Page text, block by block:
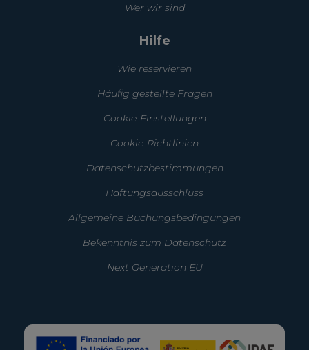
Wer wir sind
Hilfe
Wie reservieren
Häufig gestellte Fragen
Cookie-Einstellungen
Cookie-Richtlinien
Datenschutzbestimmungen
Haftungsausschluss
Allgemeine Buchungsbedingungen
Bekenntnis zum Datenschutz
Next Generation EU